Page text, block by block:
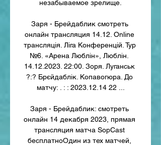
незабываемое зрелище.
Заря - Брейдаблик смотреть
онлайн трансляция 14.12. Online
трансляція. Ліга Конференцій. Тур
№6. «Арена Люблін», Люблін.
14.12.2023. 22:00. Зоря. Луганськ
?:? Брєйдаблік. Копавогюра. До
матчу: . : : 2023.12.14 22 ...
Заря - Брейдаблик: смотреть
онлайн 14 декабря 2023, прямая
трансляция матча SopCast
бесплатноОдин из тех матчей,